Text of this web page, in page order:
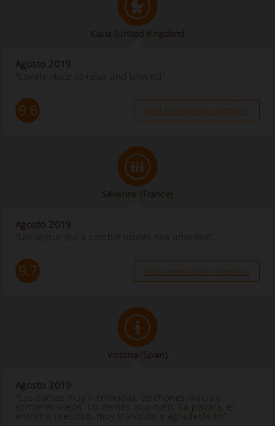
Kasia (United Kingdom)
Agosto 2019
“Lovely place to relax and unwind”
9.6 Vedi recensione completa
Séverine (France)
Agosto 2019
“Un séjour qui à comblé toutes nos attentes”
9.7 Vedi recensione completa
Victoria (Spain)
Agosto 2019
“Las camas muy incómodas, colchones malos y
somieres viejos. Lo demás muy bien. La piscina, el
entorno precioso, muy tranquilo y agradable.rn”